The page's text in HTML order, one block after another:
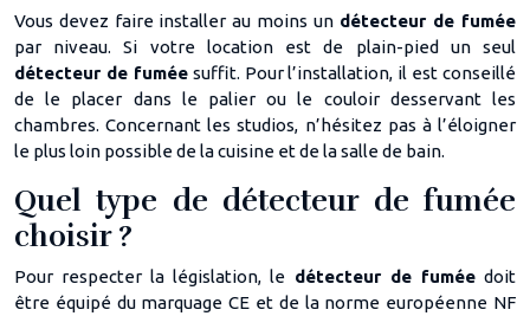
Vous devez faire installer au moins undétecteur de fumée
par niveau. Si votre location est de plain-pied un seul
détecteur de fuméesuffit. Pour l’installation, il est conseillé
de le placer dans le palier ou le couloir desservant les
chambres. Concernant les studios, n’hésitez pas à l’éloigner
le plus loin possible de la cuisine et de la salle de bain.
Quel type de détecteur de fumée
choisir ?
Pour respecter la législation, le détecteur de fumée doit
être équipé du marquage CE et de la norme européenne NF